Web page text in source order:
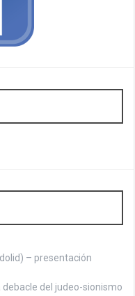
– presentación
del judeo-sionismo